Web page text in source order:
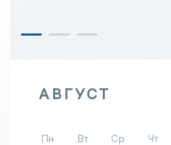
АВГУСТ
Пн Вт Ср Чт